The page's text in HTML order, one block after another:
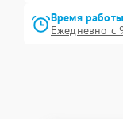
Время работы
Ежедневно с